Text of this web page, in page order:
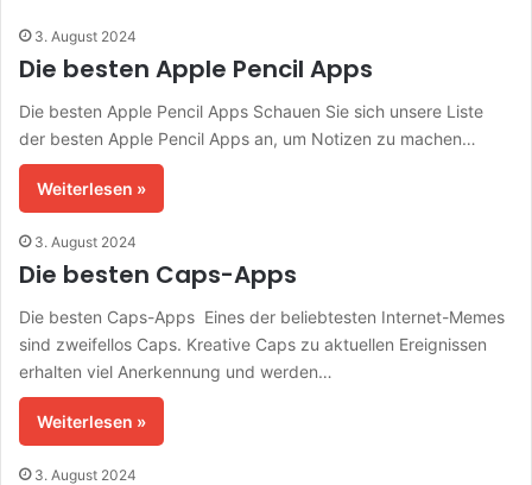
3. August 2024
Die besten Apple Pencil Apps
Die besten Apple Pencil Apps Schauen Sie sich unsere Liste
der besten Apple Pencil Apps an, um Notizen zu machen…
Weiterlesen »
3. August 2024
Die besten Caps-Apps
Die besten Caps-Apps Eines der beliebtesten Internet-Memes
sind zweifellos Caps. Kreative Caps zu aktuellen Ereignissen
erhalten viel Anerkennung und werden…
Weiterlesen »
3. August 2024